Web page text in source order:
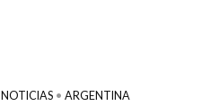
NOTICIAS • ARGENTINA